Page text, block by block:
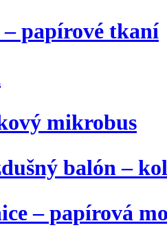
papírové tkaní
mikrobus
balón –
– papírová